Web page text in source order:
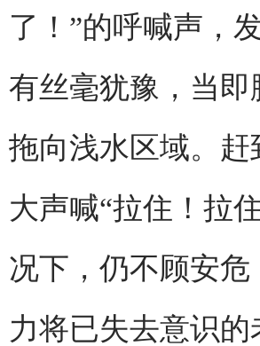
了！”的呼喊声，
有丝毫犹豫，当
拖向浅水区域。
大声喊“拉住！拉
况下，仍不顾安
力将已失去意识